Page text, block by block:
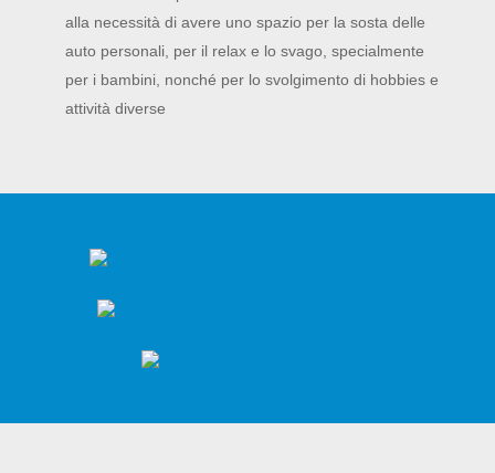
alla necessità di avere uno spazio per la sosta delle
auto personali, per il relax e lo svago, specialmente
per i bambini, nonché per lo svolgimento di hobbies e
attività diverse